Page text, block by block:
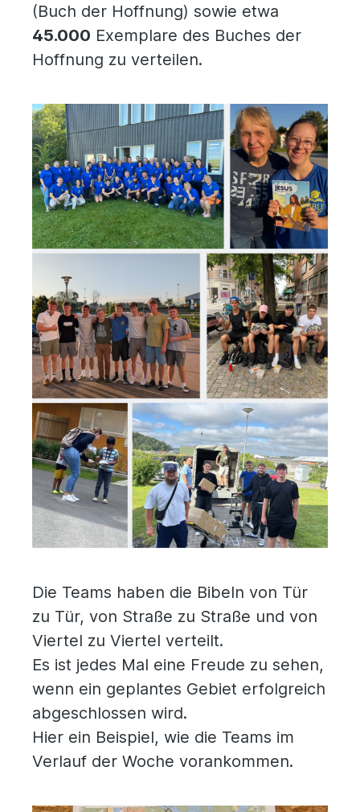
(Buch der Hoffnung) sowie etwa
45.000 Exemplare des Buches der
Hoffnung zu verteilen.
Die Teams haben die Bibeln von Tür
zu Tür, von Straße zu Straße und von
Viertel zu Viertel verteilt.
Es ist jedes Mal eine Freude zu sehen,
wenn ein geplantes Gebiet erfolgreich
abgeschlossen wird.
Hier ein Beispiel, wie die Teams im
Verlauf der Woche vorankommen.